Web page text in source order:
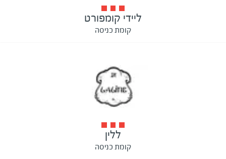
ליידי קומפורט
קומת כניסה
ללין
קומת כניסה